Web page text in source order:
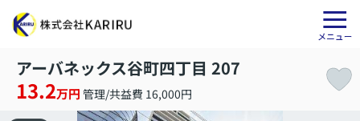
アーバネックス谷町四丁目 207
13.2万円 管理/共益費 16,000円